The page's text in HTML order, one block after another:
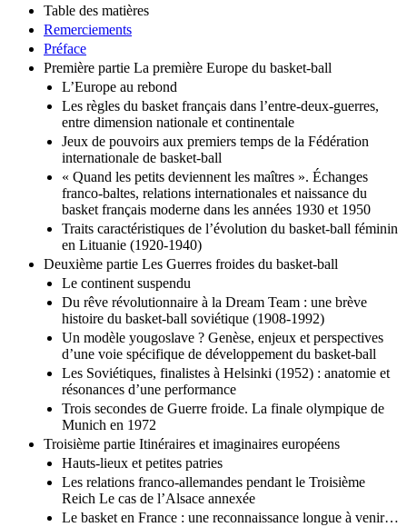
Table des matières
Remerciements
Préface
Première partie La première Europe du basket-ball
L’Europe au rebond
Les règles du basket français dans l’entre-deux-guerres,
entre dimension nationale et continentale
Jeux de pouvoirs aux premiers temps de la Fédération
internationale de basket-ball
« Quand les petits deviennent les maîtres ». Échanges
franco-baltes, relations internationales et naissance du
basket français moderne dans les années 1930 et 1950
Traits caractéristiques de l’évolution du basket-ball féminin
en Lituanie (1920-1940)
Deuxième partie Les Guerres froides du basket-ball
Le continent suspendu
Du rêve révolutionnaire à la Dream Team : une brève
histoire du basket-ball soviétique (1908-1992)
Un modèle yougoslave ? Genèse, enjeux et perspectives
d’une voie spécifique de développement du basket-ball
Les Soviétiques, finalistes à Helsinki (1952) : anatomie et
résonances d’une performance
Trois secondes de Guerre froide. La finale olympique de
Munich en 1972
Troisième partie Itinéraires et imaginaires européens
Hauts-lieux et petites patries
Les relations franco-allemandes pendant le Troisième
Reich Le cas de l’Alsace annexée
Le basket en France : une reconnaissance longue à venir…